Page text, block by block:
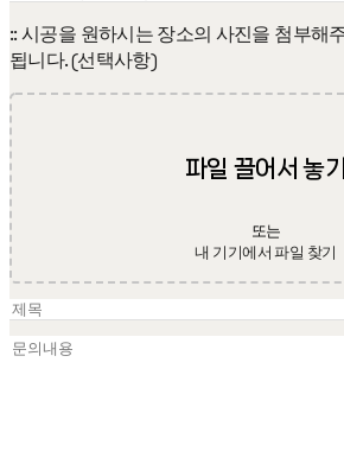
:: 시공을 원하시는 장소의 사진을 첨부해
됩니다. (선택사항)
파일 끌어서 놓기
또는
내 기기에서 파일 찾기